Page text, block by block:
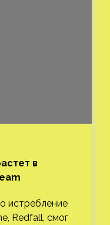
в
истребление
Redfall, смог